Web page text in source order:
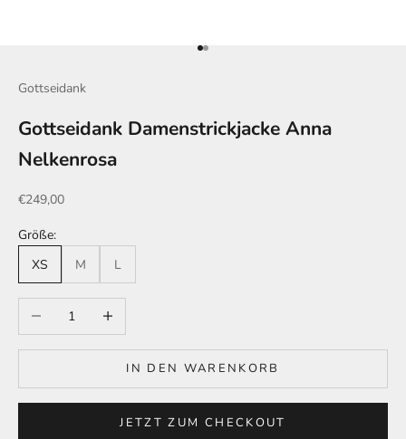
Gehe zu Element 1
Gehe zu Element 2
Gottseidank
Gottseidank Damenstrickjacke Anna
Nelkenrosa
Angebot
€249,00
Größe:
XS
M L
Anzahl verringernAnzahl erhöhen
IN DEN WARENKORB
JETZT ZUM CHECKOUT